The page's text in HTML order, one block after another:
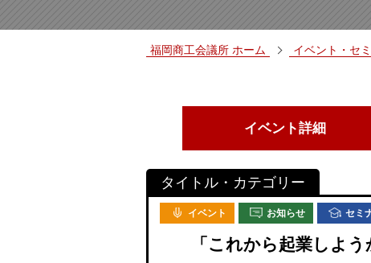
福岡商工会議所 ホーム イベント・セ
イベント詳細
イベント お知らせ セミ
「これから起業しよ